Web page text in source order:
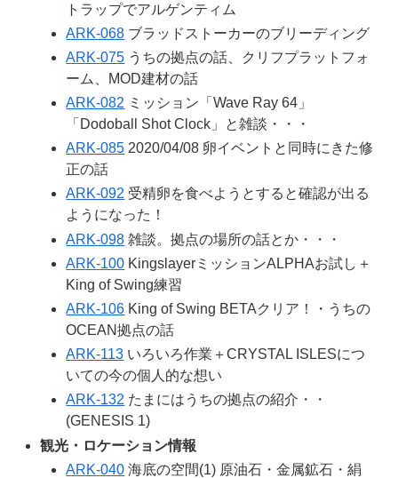
トラップでアルゲンティム
ARK-068 ブラッドストーカーのブリーディング
ARK-075 うちの拠点の話、クリフプラットフォ
ーム、MOD建材の話
ARK-082 ミッション「Wave Ray 64」
「Dodoball Shot Clock」と雑談・・・
ARK-085 2020/04/08 卵イベントと同時にきた修
正の話
ARK-092 受精卵を食べようとすると確認が出る
ようになった！
ARK-098 雑談。拠点の場所の話とか・・・
ARK-100 KingslayerミッションALPHAお試し＋
King of Swing練習
ARK-106 King of Swing BETAクリア！・うちの
OCEAN拠点の話
ARK-113 いろいろ作業＋CRYSTAL ISLESにつ
いての今の個人的な想い
ARK-132 たまにはうちの拠点の紹介・・
(GENESIS 1)
観光・ロケーション情報
ARK-040 海底の空間(1) 原油石・金属鉱石・絹